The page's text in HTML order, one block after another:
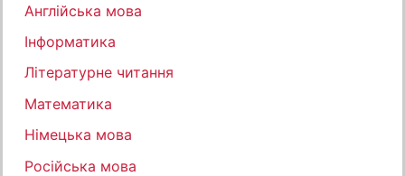
Англійська мова
Інформатика
Літературне читання
Математика
Німецька мова
Російська мова